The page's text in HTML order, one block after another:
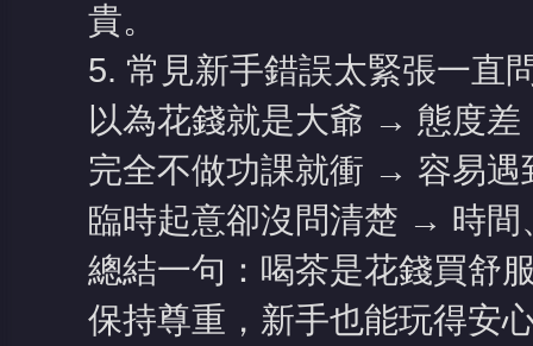
貴。
5. 常見新手錯誤太緊張一直
以為花錢就是大爺 → 態度差
完全不做功課就衝 → 容易遇
臨時起意卻沒問清楚 → 時間
總結一句：喝茶是花錢買舒
保持尊重，新手也能玩得安